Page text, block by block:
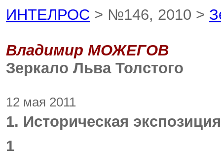
ИНТЕЛРОС > №146, 2010 >
Владимир МОЖЕГОВ
Зеркало Льва Толстого
12 мая 2011
1. Историческая экспозиция
1